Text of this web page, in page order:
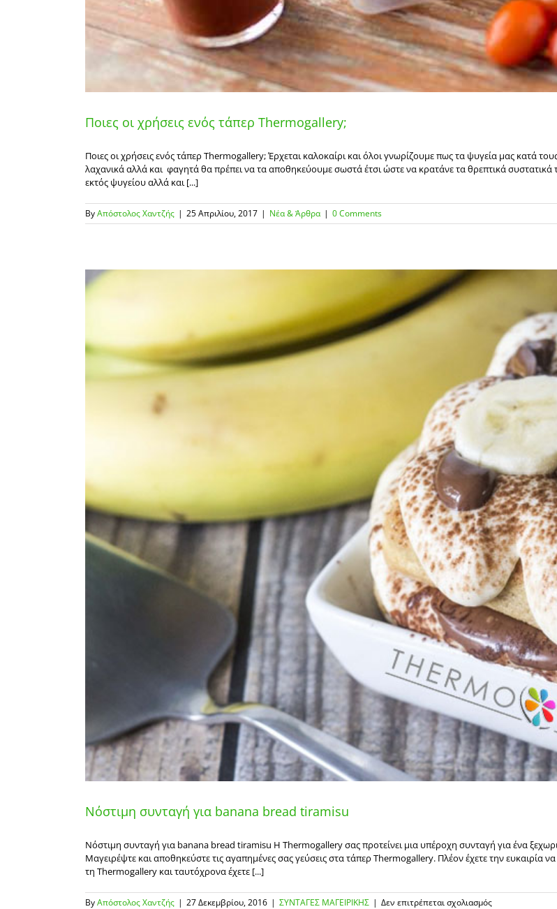
Ποιες οι χρήσεις ενός τάπερ Thermogallery;
Ποιες οι χρήσεις ενός τάπερ Thermogallery; Έρχεται καλοκαίρι και όλοι γνωρίζουμε πως τα ψυγεία μας κατά
λαχανικά αλλά και φαγητά θα πρέπει να τα αποθηκεύουμε σωστά έτσι ώστε να κρατάνε τα θρεπτικά
εκτός ψυγείου αλλά και [...]
ByΑπόστολος Χαντζής | 25 Απριλίου, 2017 | Νέα & Άρθρα | 0 Comments
Νόστιμη συνταγή για banana bread tiramisu
Νόστιμη συνταγή για banana bread tiramisu Η Thermogallery σας προτείνει μια υπέροχη συνταγή για ένα
Μαγειρέψτε και αποθηκεύστε τις αγαπημένες σας γεύσεις στα τάπερ Thermogallery. Πλέον έχετε την
τη Thermogallery και ταυτόχρονα έχετε [...]
ByΑπόστολος Χαντζής | 27 Δεκεμβρίου, 2016 | ΣΥΝΤΑΓΕΣ ΜΑΓΕΙΡΙΚΗΣ | Δεν επιτρέπεται σχολιασμόςστο